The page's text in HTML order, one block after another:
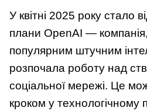
У квітні 2025 року стало
плани OpenAI — компанія,
популярним штучним
розпочала роботу над
соціальної мережі. Це
кроком у технологічному